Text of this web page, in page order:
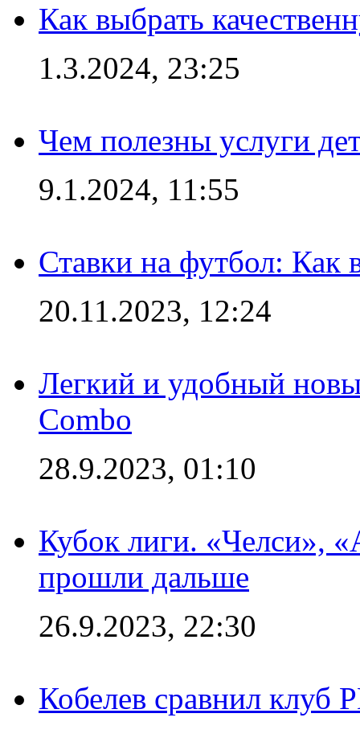
Как выбрать
1.3.2024, 23:25
Чем полезны услуги
9.1.2024, 11:55
Ставки на футбол: Как
20.11.2023, 12:24
Легкий и удобный
Combo
28.9.2023, 01:10
Кубок лиги. «Челси»,
прошли дальше
26.9.2023, 22:30
Кобелев сравнил клуб